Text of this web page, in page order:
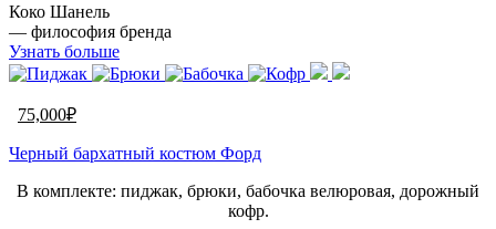
Коко Шанель
— философия бренда
Узнать больше
75,000₽
Черный бархатный костюм Форд
В комплекте: пиджак, брюки, бабочка велюровая, дорожный
кофр.